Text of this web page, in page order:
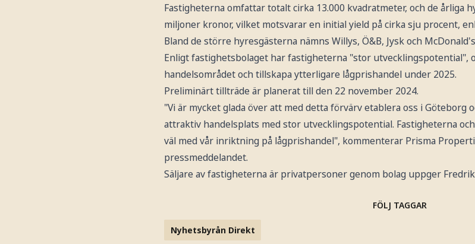
Fastigheterna omfattar totalt cirka 13.000 kvadratmeter, och de årliga
miljoner kronor, vilket motsvarar en initial yield på cirka sju procent,
Bland de större hyresgästerna nämns Willys, Ö&B, Jysk och
Enligt fastighetsbolaget har fastigheterna "stor utvecklingspotential",
handelsområdet och tillskapa ytterligare lågprishandel under 2025.
Preliminärt tillträde är planerat till den 22 november 2024.
"Vi är mycket glada över att med detta förvärv etablera oss i Göteborg
attraktiv handelsplats med stor utvecklingspotential. Fastigheterna
väl med vår inriktning på lågprishandel", kommenterar Prisma
pressmeddelandet.
Säljare av fastigheterna är privatpersoner genom bolag uppger
FÖLJ TAGGAR
Nyhetsbyrån Direkt